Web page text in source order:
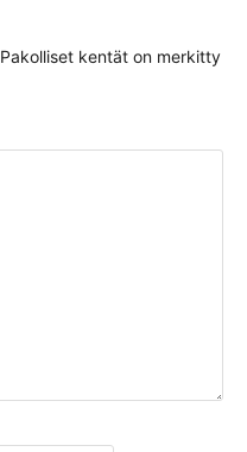
Pakolliset kentät on merkitty